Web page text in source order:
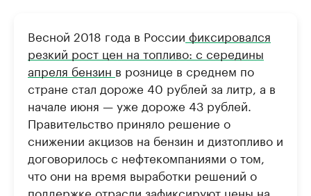
Весной 2018 года в России фиксировался
резкий рост цен на топливо: с середины
апреля бензин в рознице в среднем по
стране стал дороже 40 рублей за литр, а в
начале июня — уже дороже 43 рублей.
Правительство приняло решение о
снижении акцизов на бензин и дизтопливо и
договорилось с нефтекомпаниями о том,
что они на время выработки решений о
поддержке отрасли зафиксируют цены на